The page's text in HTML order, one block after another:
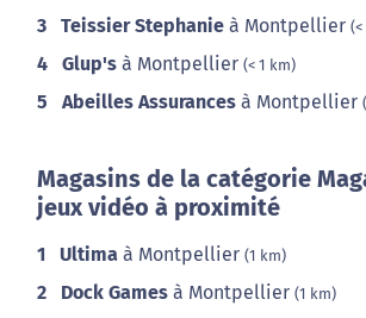
3 Teissier Stephanie à Montpellier
4 Glup's à Montpellier (< 1 km)
5 Abeilles Assurances à Montpellier
Magasins de la catégorie
jeux vidéo à proximité
1 Ultima à Montpellier (1 km)
2 Dock Games à Montpellier (1 km)